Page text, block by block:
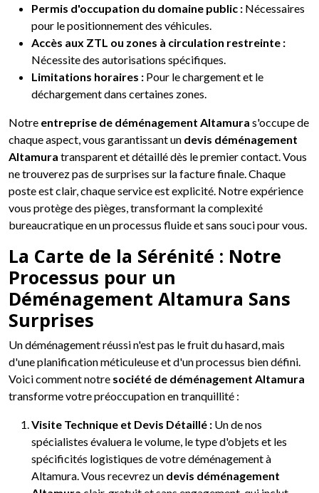
Permis d'occupation du domaine public : Nécessaires
pour le positionnement des véhicules.
Accès aux ZTL ou zones à circulation restreinte :
Nécessite des autorisations spécifiques.
Limitations horaires : Pour le chargement et le
déchargement dans certaines zones.
Notre entreprise de déménagement Altamura s'occupe de
chaque aspect, vous garantissant un devis déménagement
Altamura transparent et détaillé dès le premier contact. Vous
ne trouverez pas de surprises sur la facture finale. Chaque
poste est clair, chaque service est explicité. Notre expérience
vous protège des pièges, transformant la complexité
bureaucratique en un processus fluide et sans souci pour vous.
La Carte de la Sérénité : Notre
Processus pour un
Déménagement Altamura Sans
Surprises
Un déménagement réussi n'est pas le fruit du hasard, mais
d'une planification méticuleuse et d'un processus bien défini.
Voici comment notre société de déménagement Altamura
transforme votre préoccupation en tranquillité :
Visite Technique et Devis Détaillé : Un de nos
spécialistes évaluera le volume, le type d'objets et les
spécificités logistiques de votre déménagement à
Altamura. Vous recevrez un devis déménagement